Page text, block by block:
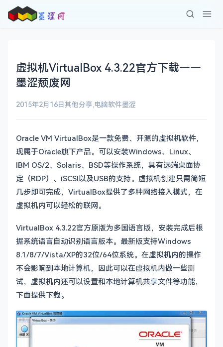
虚拟机VirtualBox 4.3.22官方下载——
墨涩颓废网
2015年2月16日其他分享,电脑软件墨涩
Oracle VM VirtualBox是一款免费、开源的虚拟机软件，
现属于Oracle旗下产品。可以安装Windows、Linux、
IBM OS/2、Solaris、BSD等操作系统，具有远端桌面协
定（RDP）、iSCSI以及USB的支持。虚拟机创建只需简短
几步即可完成，VirtualBox提供了多种网络接入模式，在
虚拟机内可以轻松的联网。
VirtualBox 4.3.22官方原版为多国语言版，安装完成后根
据系统语言自动识别语言版本。最新版支持Windows
8.1/8/7/Vista/XP的32位/64位系统。在虚拟机内的操作
不会影响到本地计算机，因此可以在虚拟机内做一些测
试，虚拟机内还可以设置和本地计算机共享文件等功能，
下面提供下载。